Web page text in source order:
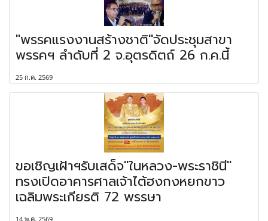
"พรรคแรงงานสร้างชาติ"จัดประชุมสาขา
พรรคฯ ลำดับที่ 2 จ.อุตรดิตถ์ 26 ก.ค.นี้
25 ก.ค. 2569
ขอเชิญเฝ้าฯรับเสด็จ"ในหลวง-พระราชินี"
ทรงเปิดอาคารศาลเจ้าไต้ฮงกงหยกขาว
เฉลิมพระเกียรติ 72 พรรษา
14 พ.ค. 2569